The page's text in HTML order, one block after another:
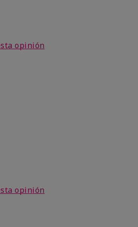
opinión
opinión